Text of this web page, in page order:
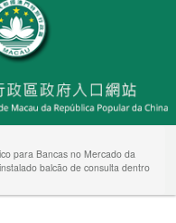
para Bancas no Mercado da
balcão de consulta dentro